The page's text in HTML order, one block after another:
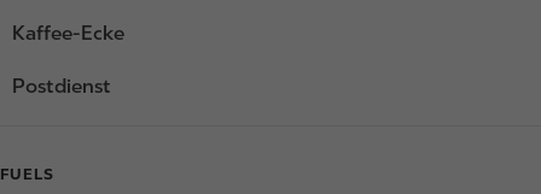
Kaffee-Ecke
Postdienst
FUELS